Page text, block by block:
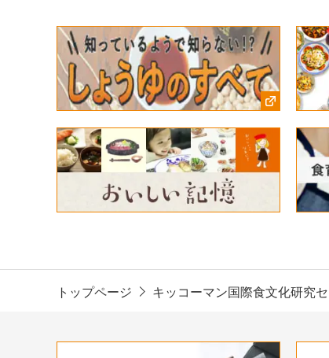
トップページ キッコーマン国際食文化研究